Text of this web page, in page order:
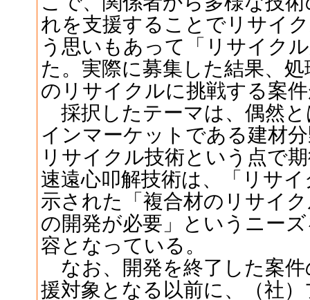
れを支援することでリサイ
う思いもあって「リサイク
た。実際に募集した結果、
のリサイクルに挑戦する案
採択したテーマは、偶然
インマーケットである建材
リサイクル技術という点で
速遠心叩解技術は、「リサ
示された「複合材のリサイ
の開発が必要」というニー
容となっている。
なお、開発を終了した案件
援対象となる以前に、（社